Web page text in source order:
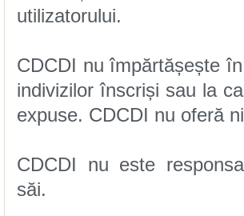
utilizatorului.
expuse. CDCDI nu oferă
săi.